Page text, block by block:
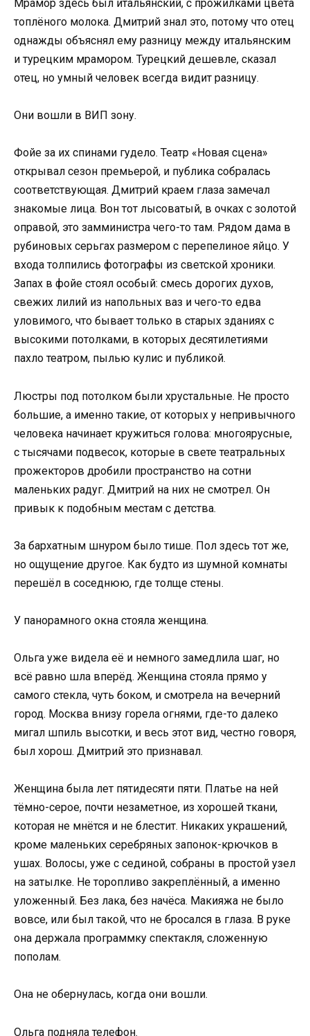
Мрамор здесь был итальянский, с прожилками цвета
топлёного молока. Дмитрий знал это, потому что отец
однажды объяснял ему разницу между итальянским
и турецким мрамором. Турецкий дешевле, сказал
отец, но умный человек всегда видит разницу.
Они вошли в ВИП зону.
Фойе за их спинами гудело. Театр «Новая сцена»
открывал сезон премьерой, и публика собралась
соответствующая. Дмитрий краем глаза замечал
знакомые лица. Вон тот лысоватый, в очках с золотой
оправой, это замминистра чего-то там. Рядом дама в
рубиновых серьгах размером с перепелиное яйцо. У
входа толпились фотографы из светской хроники.
Запах в фойе стоял особый: смесь дорогих духов,
свежих лилий из напольных ваз и чего-то едва
уловимого, что бывает только в старых зданиях с
высокими потолками, в которых десятилетиями
пахло театром, пылью кулис и публикой.
Люстры под потолком были хрустальные. Не просто
большие, а именно такие, от которых у непривычного
человека начинает кружиться голова: многоярусные,
с тысячами подвесок, которые в свете театральных
прожекторов дробили пространство на сотни
маленьких радуг. Дмитрий на них не смотрел. Он
привык к подобным местам с детства.
За бархатным шнуром было тише. Пол здесь тот же,
но ощущение другое. Как будто из шумной комнаты
перешёл в соседнюю, где толще стены.
У панорамного окна стояла женщина.
Ольга уже видела её и немного замедлила шаг, но
всё равно шла вперёд. Женщина стояла прямо у
самого стекла, чуть боком, и смотрела на вечерний
город. Москва внизу горела огнями, где-то далеко
мигал шпиль высотки, и весь этот вид, честно говоря,
был хорош. Дмитрий это признавал.
Женщина была лет пятидесяти пяти. Платье на ней
тёмно-серое, почти незаметное, из хорошей ткани,
которая не мнётся и не блестит. Никаких украшений,
кроме маленьких серебряных запонок-крючков в
ушах. Волосы, уже с сединой, собраны в простой узел
на затылке. Не торопливо закреплённый, а именно
уложенный. Без лака, без начёса. Макияжа не было
вовсе, или был такой, что не бросался в глаза. В руке
она держала программку спектакля, сложенную
пополам.
Она не обернулась, когда они вошли.
Ольга подняла телефон.